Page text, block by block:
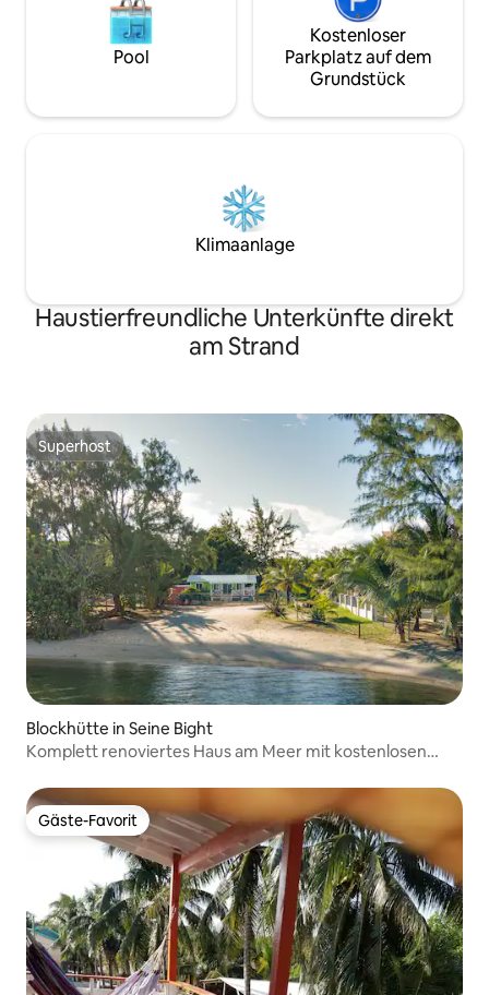
Pool
Kostenloser
Parkplatz auf dem
Grundstück
Klimaanlage
Haustierfreundliche Unterkünfte direkt
am Strand
Superhost
Superhost
Blockhütte in Seine Bight
Komplett renoviertes Haus am Meer mit kostenlosen
Gäste-Favorit
Gäste-Favorit